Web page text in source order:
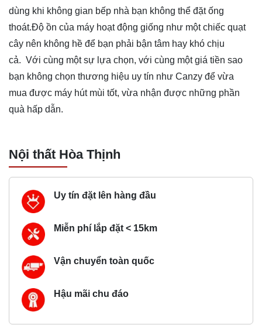
dùng khi không gian bếp nhà bạn không thể đặt ống
thoát.Độ ồn của máy hoạt động giống như một chiếc quạt
cây nên không hề để bạn phải bận tâm hay khó chịu
cả. Với cùng một sự lựa chọn, với cùng một giá tiền sao
bạn không chọn thương hiệu uy tín như Canzy để vừa
mua được máy hút mùi tốt, vừa nhận được những phần
quà hấp dẫn.
Nội thất Hòa Thịnh
Uy tín đặt lên hàng đầu
Miễn phí lắp đặt < 15km
Vận chuyển toàn quốc
Hậu mãi chu đáo